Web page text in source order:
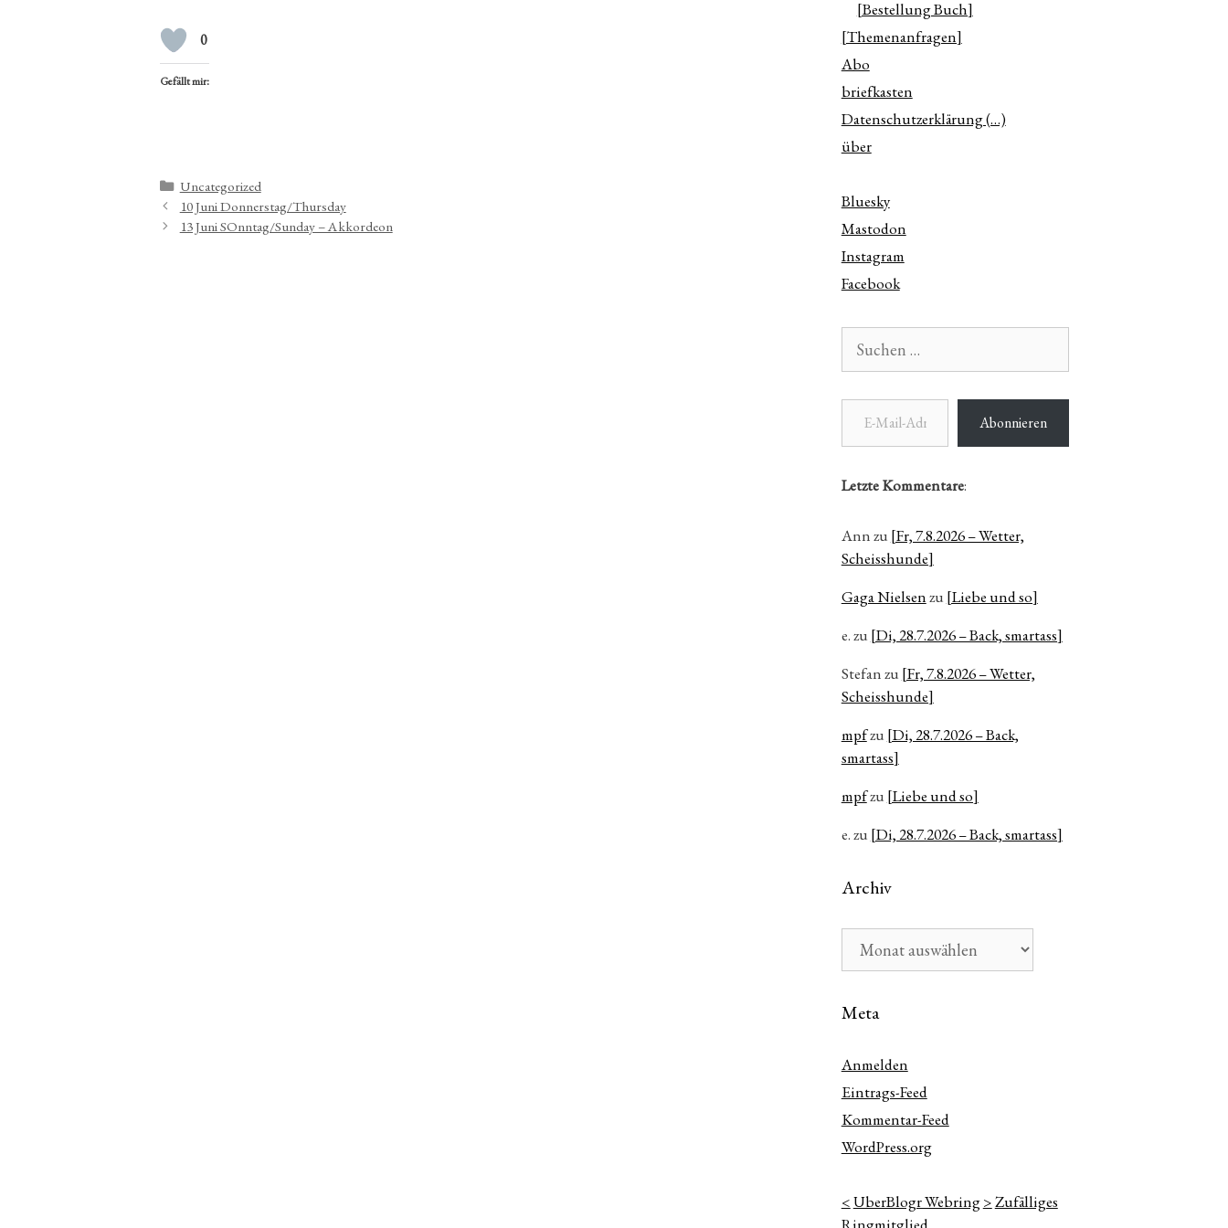
0
Gefällt mir:
Kategorien
Uncategorized
10 Juni Donnerstag/Thursday
13 Juni SOnntag/Sunday – Akkordeon
[Bestellung Buch]
[Themenanfragen]
Abo
briefkasten
Datenschutzerklärung (…)
über
Bluesky
Mastodon
Instagram
Facebook
nach:
E-Mail-Adresse
Abonnieren
Letzte Kommentare:
Annzu [Fr, 7.8.2026 – Wetter,
Scheisshunde]
Gaga Nielsenzu [Liebe und so]
e.zu [Di, 28.7.2026 – Back, smartass]
Stefanzu [Fr, 7.8.2026 – Wetter,
Scheisshunde]
mpfzu [Di, 28.7.2026 – Back,
smartass]
mpfzu [Liebe und so]
e.zu [Di, 28.7.2026 – Back, smartass]
Archiv
Meta
Anmelden
Eintrags-Feed
Kommentar-Feed
WordPress.org
<UberBlogr Webring>Zufälliges